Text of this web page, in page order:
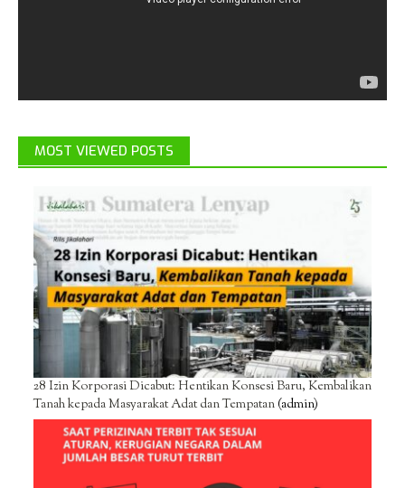
MOST VIEWED POSTS
28 Izin Korporasi Dicabut: Hentikan Konsesi Baru, Kembalikan
Tanah kepada Masyarakat Adat dan Tempatan(admin)